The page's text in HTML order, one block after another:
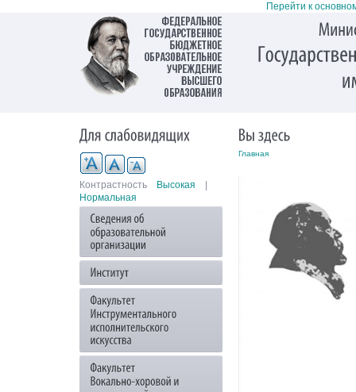
Перейти к
Контрастность Высокая
Нормальная
Главная